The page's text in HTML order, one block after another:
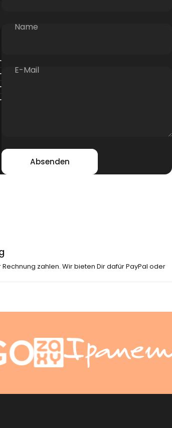
Name
E-Mail
Nachricht
Absenden
Absenden
zahlen. Wir bieten Dir dafür PayPal oder